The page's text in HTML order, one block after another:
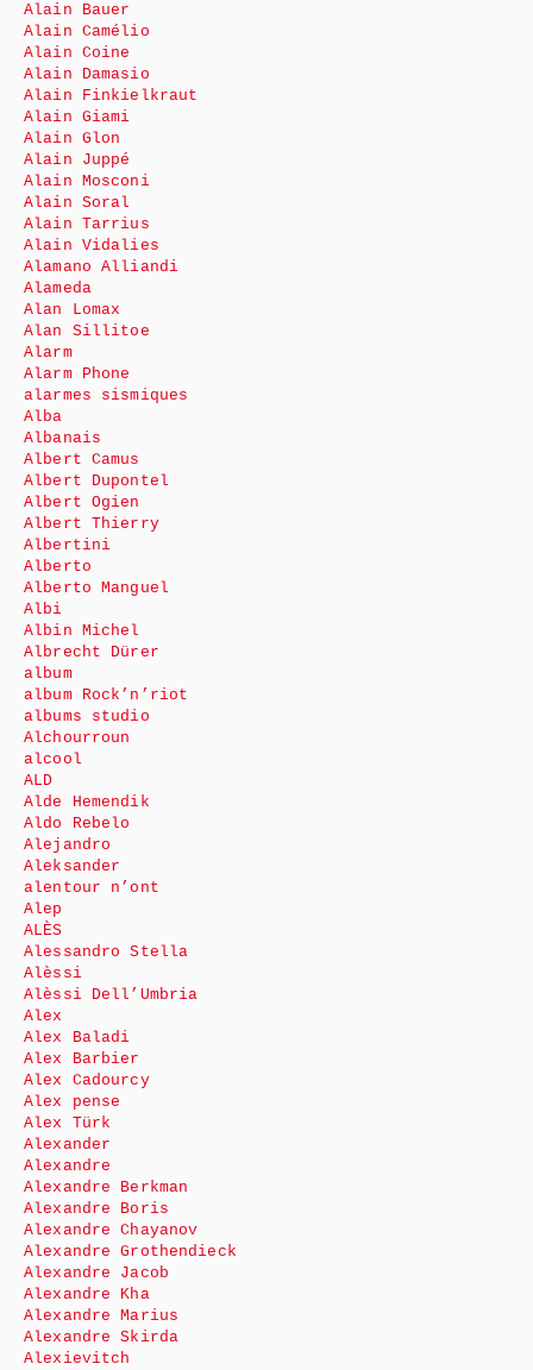
Alain Bauer
Alain Camélio
Alain Coine
Alain Damasio
Alain Finkielkraut
Alain Giami
Alain Glon
Alain Juppé
Alain Mosconi
Alain Soral
Alain Tarrius
Alain Vidalies
Alamano Alliandi
Alameda
Alan Lomax
Alan Sillitoe
Alarm
Alarm Phone
alarmes sismiques
Alba
Albanais
Albert Camus
Albert Dupontel
Albert Ogien
Albert Thierry
Albertini
Alberto
Alberto Manguel
Albi
Albin Michel
Albrecht Dürer
album
album Rock’n’riot
albums studio
Alchourroun
alcool
ALD
Alde Hemendik
Aldo Rebelo
Alejandro
Aleksander
alentour n’ont
Alep
ALÈS
Alessandro Stella
Alèssi
Alèssi Dell’Umbria
Alex
Alex Baladi
Alex Barbier
Alex Cadourcy
Alex pense
Alex Türk
Alexander
Alexandre
Alexandre Berkman
Alexandre Boris
Alexandre Chayanov
Alexandre Grothendieck
Alexandre Jacob
Alexandre Kha
Alexandre Marius
Alexandre Skirda
Alexievitch